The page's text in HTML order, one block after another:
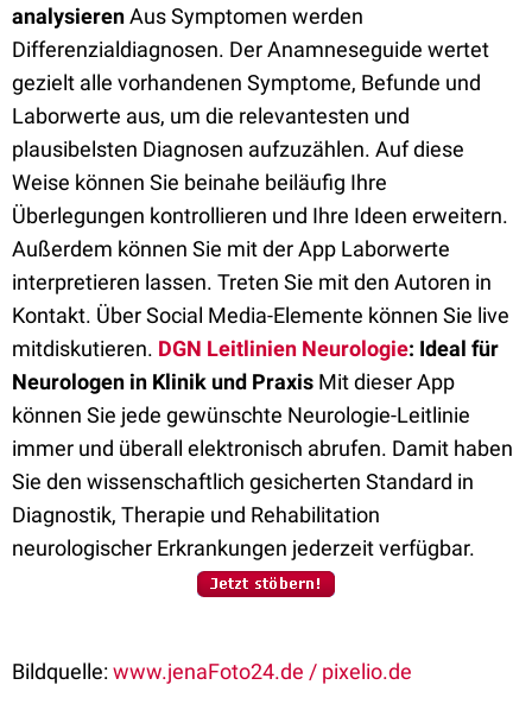
analysierenAus Symptomen werden
Differenzialdiagnosen. Der Anamneseguide wertet
gezielt alle vorhandenen Symptome, Befunde und
Laborwerte aus, um die relevantesten und
plausibelsten Diagnosen aufzuzählen. Auf diese
Weise können Sie beinahe beiläufig Ihre
Überlegungen kontrollieren und Ihre Ideen erweitern.
Außerdem können Sie mit der App Laborwerte
interpretieren lassen. Treten Sie mit den Autoren in
Kontakt. Über Social Media-Elemente können Sie live
mitdiskutieren. DGN Leitlinien Neurologie: Ideal für
Neurologen in Klinik und Praxis Mit dieser App
können Sie jede gewünschte Neurologie-Leitlinie
immer und überall elektronisch abrufen. Damit haben
Sie den wissenschaftlich gesicherten Standard in
Diagnostik, Therapie und Rehabilitation
neurologischer Erkrankungen jederzeit verfügbar.
Bildquelle:www.jenaFoto24.de / pixelio.de